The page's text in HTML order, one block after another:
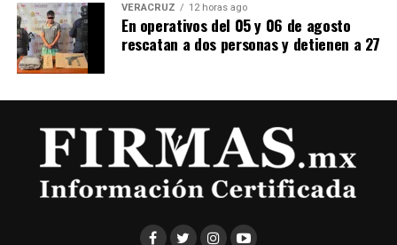
VERACRUZ 12 horas ago
En operativos del 05 y 06 de agosto
rescatan a dos personas y detienen a 27